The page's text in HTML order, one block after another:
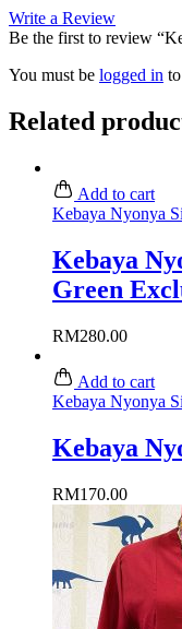
Write a Review
Be the first to review
You must be logged in
Related
Add to cart
Kebaya Nyonya
Kebaya
Green
RM280.00
Add to cart
Kebaya Nyonya
Kebaya
RM170.00